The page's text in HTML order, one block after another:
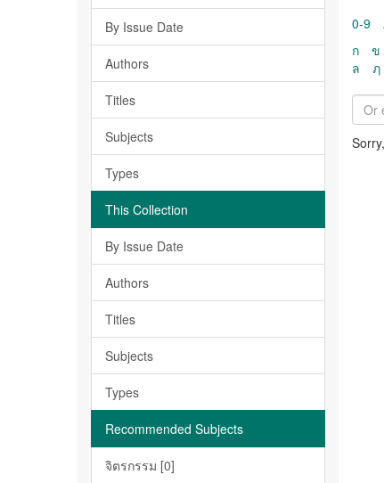
By Issue Date
Authors
Titles
Subjects
Types
This Collection
By Issue Date
Authors
Titles
Subjects
Types
Recommended Subjects
จิตรกรรม [0]
0-9
ก
ข
ล
ฦ